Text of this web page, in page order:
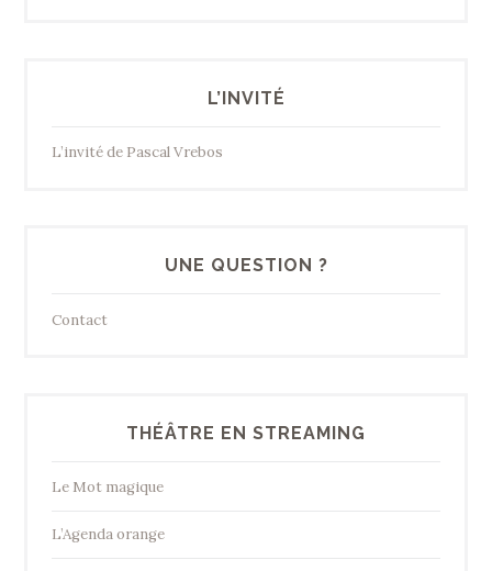
L’INVITÉ
L’invité de Pascal Vrebos
UNE QUESTION ?
Contact
THÉÂTRE EN STREAMING
Le Mot magique
L’Agenda orange